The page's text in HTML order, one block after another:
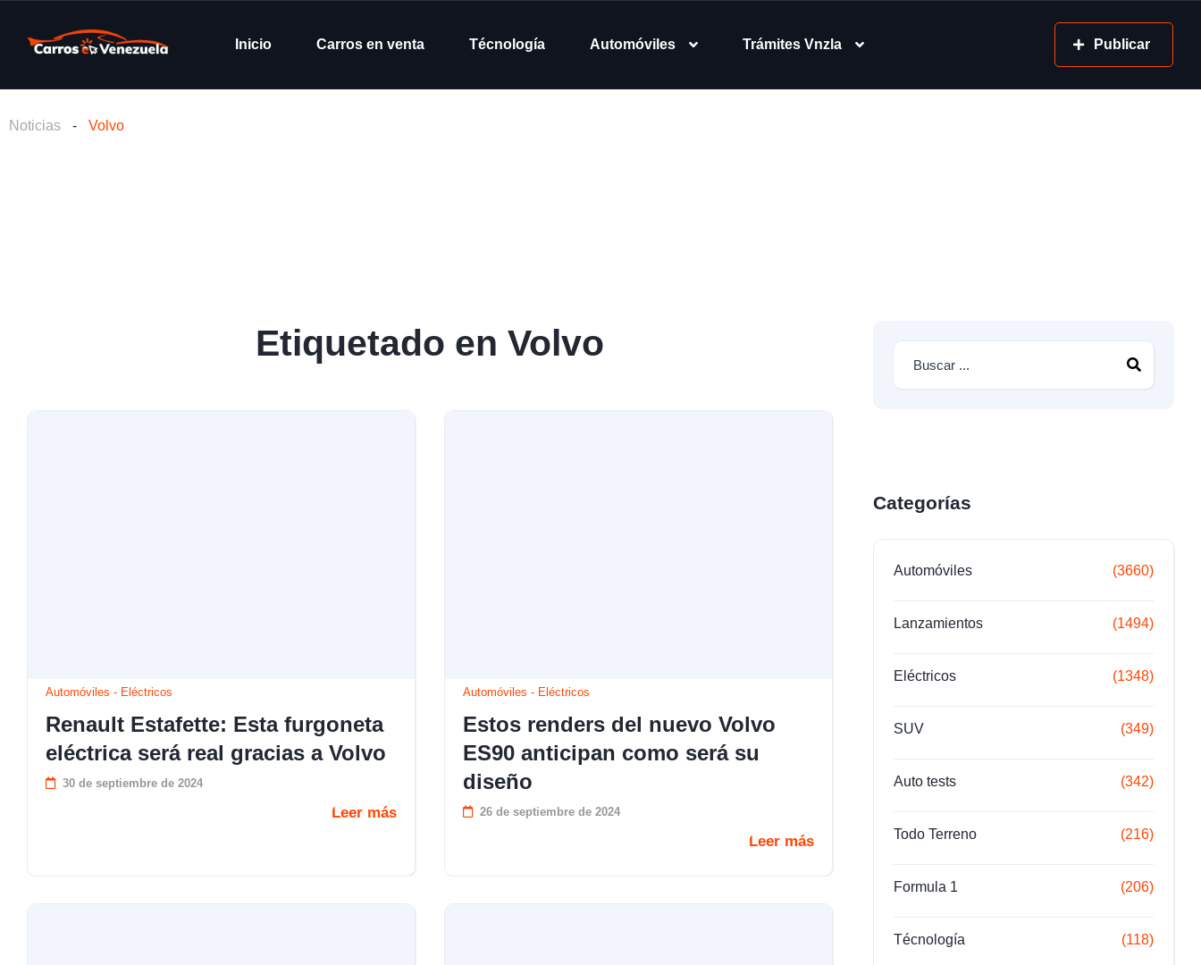
Inicio Carros en venta Técnología Automóviles Trámites Vnzla Publicar
Noticias - Volvo
Etiquetado en Volvo
Automóviles - Eléctricos
Renault Estafette: Esta furgoneta
eléctrica será real gracias a Volvo
30 de septiembre de 2024
Leer más
Automóviles - Eléctricos
Estos renders del nuevo Volvo
ES90 anticipan como será su
diseño
26 de septiembre de 2024
Leer más
Categorías
Automóviles (3660)
Lanzamientos (1494)
Eléctricos (1348)
SUV (349)
Auto tests (342)
Todo Terreno (216)
Formula 1 (206)
Técnología (118)